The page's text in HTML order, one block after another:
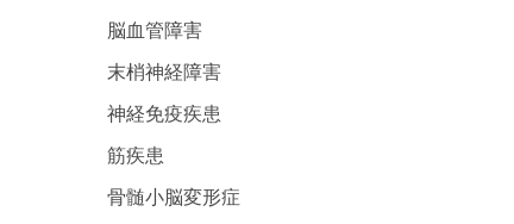
脳血管障害
末梢神経障害
神経免疫疾患
筋疾患
骨髄小脳変形症